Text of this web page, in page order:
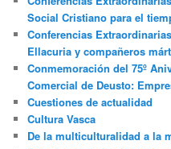
Social Cristiano para el
Conferencias
Ellacuria y compañeros
Conmemoración del 75º
Comercial de Deusto:
Cuestiones de actualidad
Cultura Vasca
De la multiculturalidad a la